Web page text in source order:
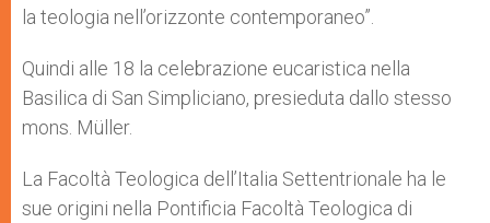
la teologia nell’orizzonte contemporaneo”.
Quindi alle 18 la celebrazione eucaristica nella
Basilica di San Simpliciano, presieduta dallo stesso
mons. Müller.
La Facoltà Teologica dell’Italia Settentrionale ha le
sue origini nella Pontificia Facoltà Teologica di